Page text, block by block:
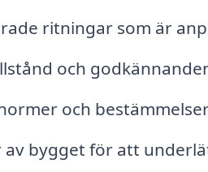
ritningar som är
och
och
bygget för att